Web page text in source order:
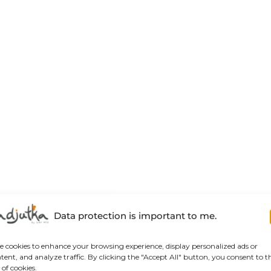
Data protection is important to me.
cookies to enhance your browsing experience, display personalized ads or
and analyze traffic. By clicking the "Accept All" button, you consent to
of cookies.